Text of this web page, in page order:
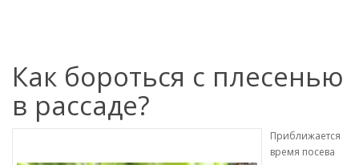
Как бороться с плесенью
в рассаде?
Приближается
время посева